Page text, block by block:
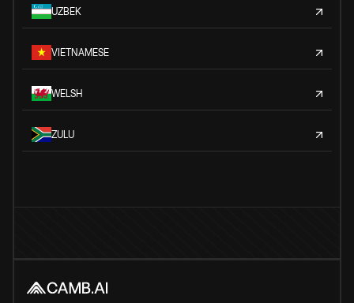
UZBEK
VIETNAMESE
WELSH
ZULU